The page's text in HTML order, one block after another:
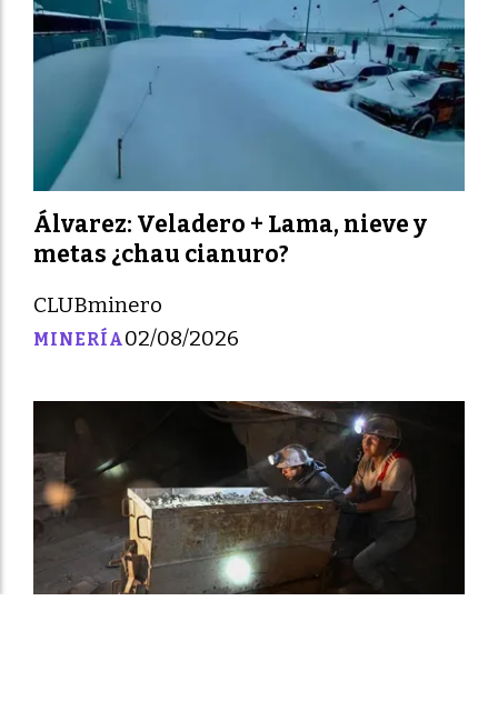
Álvarez: Veladero + Lama, nieve y
metas ¿chau cianuro?
CLUBminero
MINERÍA02/08/2026